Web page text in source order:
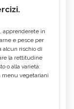
apprenderete in
e pesce per
alcun rischio di
la rettitudine
o alla varietà:
menu vegetariani